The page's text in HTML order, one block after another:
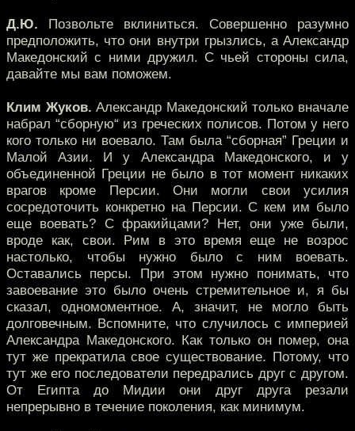
Д.Ю. Позвольте вклиниться. Совершенно разумно
предположить, что они внутри грызлись, а Александр
Македонский с ними дружил. С чьей стороны сила,
давайте мы вам поможем.
Клим Жуков. Александр Македонский только вначале
набрал “сборную“ из греческих полисов. Потом у него
кого только ни воевало. Там была “сборная” Греции и
Малой Азии. И у Александра Македонского, и у
объединенной Греции не было в тот момент никаких
врагов кроме Персии. Они могли свои усилия
сосредоточить конкретно на Персии. С кем им было
еще воевать? С фракийцами? Нет, они уже были,
вроде как, свои. Рим в это время еще не возрос
настолько, чтобы нужно было с ним воевать.
Оставались персы. При этом нужно понимать, что
завоевание это было очень стремительное и, я бы
сказал, одномоментное. А, значит, не могло быть
долговечным. Вспомните, что случилось с империей
Александра Македонского. Как только он помер, она
тут же прекратила свое существование. Потому, что
тут же его последователи передрались друг с другом.
От Египта до Мидии они друг друга резали
непрерывно в течение поколения, как минимум.